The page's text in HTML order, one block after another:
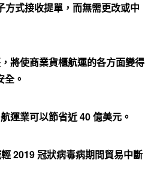
方式接收提單，而無需更改或中
將使商業貨櫃航運的各方面變得
。
運業可以節省近40億美元。
2019冠狀病毒病期間貿易中斷